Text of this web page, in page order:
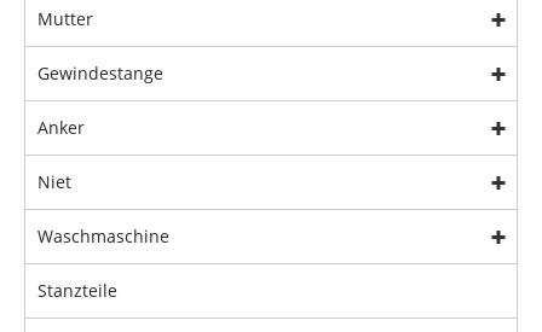
Mutter
Gewindestange
Anker
Niet
Waschmaschine
Stanzteile